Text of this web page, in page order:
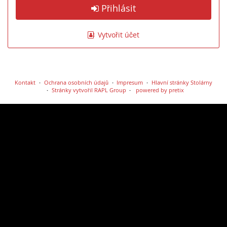
Přihlásit
Vytvořit účet
Kontakt Ochrana osobních údajů Impresum
Hlavní stránky Stolárny
Stránky vytvořil RAPL Group
powered by pretix